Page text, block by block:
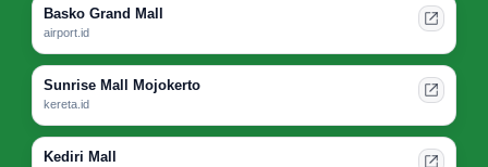
Basko Grand Mall
airport.id
Sunrise Mall Mojokerto
kereta.id
Kediri Mall